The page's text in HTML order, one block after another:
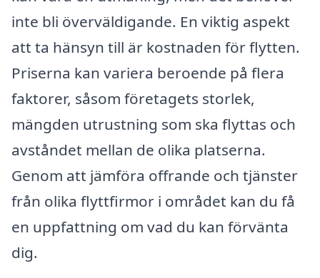
inte bli överväldigande. En viktig aspekt
att ta hänsyn till är kostnaden för flytten.
Priserna kan variera beroende på flera
faktorer, såsom företagets storlek,
mängden utrustning som ska flyttas och
avståndet mellan de olika platserna.
Genom att jämföra offrande och tjänster
från olika flyttfirmor i området kan du få
en uppfattning om vad du kan förvänta
dig.